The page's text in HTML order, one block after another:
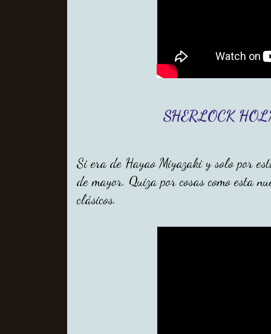
SHERLOCK
Si era de Hayao Miyazaki y solo por
de mayor. Quiza por cosas como esta
clásicos.